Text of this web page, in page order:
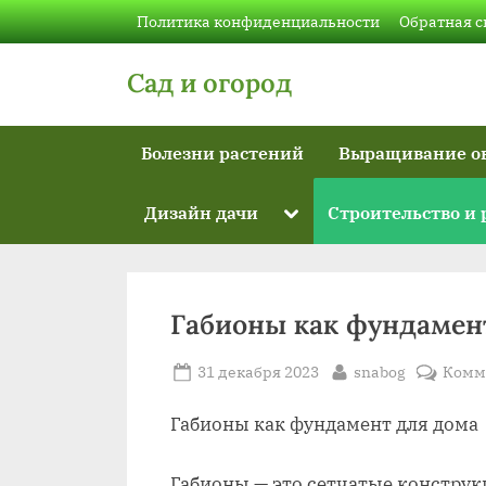
Skip
to
Политика конфиденциальности Обратная
Сад и огород
Болезни растений Выращивание
Дизайн дачи Toggle
menu
Строительство и
Габионы как
Posted
31 декабря 2023 By
snabog
Габионы как фундамент для дома